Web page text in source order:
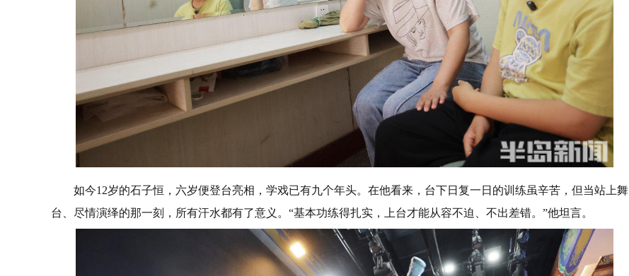
如今12岁的石子恒，六岁便登台亮相，学戏已有九个年头。在他看来，台下日复一日的训练虽辛苦，但当站上舞
台、尽情演绎的那一刻，所有汗水都有了意义。“基本功练得扎实，上台才能从容不迫、不出差错。”他坦言。